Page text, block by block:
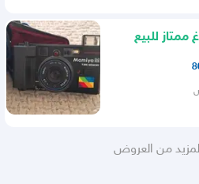
من العروض